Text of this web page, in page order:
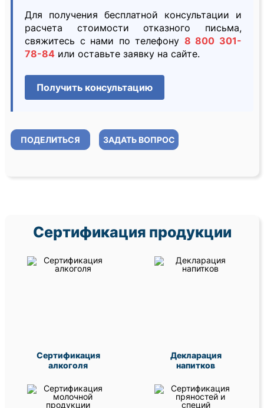
Для получения бесплатной консультации и
расчета стоимости отказного письма,
свяжитесь с нами по телефону 8 800 301-
78-84 или оставьте заявку на сайте.
Получить консультацию
ПОДЕЛИТЬСЯ ЗАДАТЬ ВОПРОС
Сертификация продукции
Сертификация
алкоголя
Декларация
напитков